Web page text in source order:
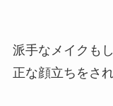
派手なメイクも
正な顔立ちをさ